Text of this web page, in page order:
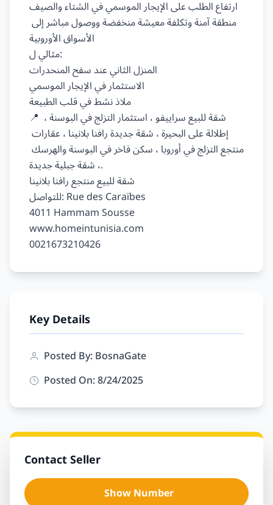
ارتفاع الطلب على الإيجار الموسمي في الشتاء والصيف
الأسواق الأوروبية
مثالي ل:
المنزل الثاني عند سفح المنحدرات
الاستثمار في الإيجار الموسمي
ملاذ نشط في قلب الطبيعة
📍 شقة للبيع سراييفو ، استثمار التزلج في البوسنة ،
، شقة جبلية جديدة.
شقة للبيع منتجع رافنا بلانينا
للتواصل: Rue des Caraïbes
4011 Hammam Sousse
www.homeintunisia.com
Key Details
Posted By: BosnaGate
Posted On: 8/24/2025
Contact Seller
Show Number